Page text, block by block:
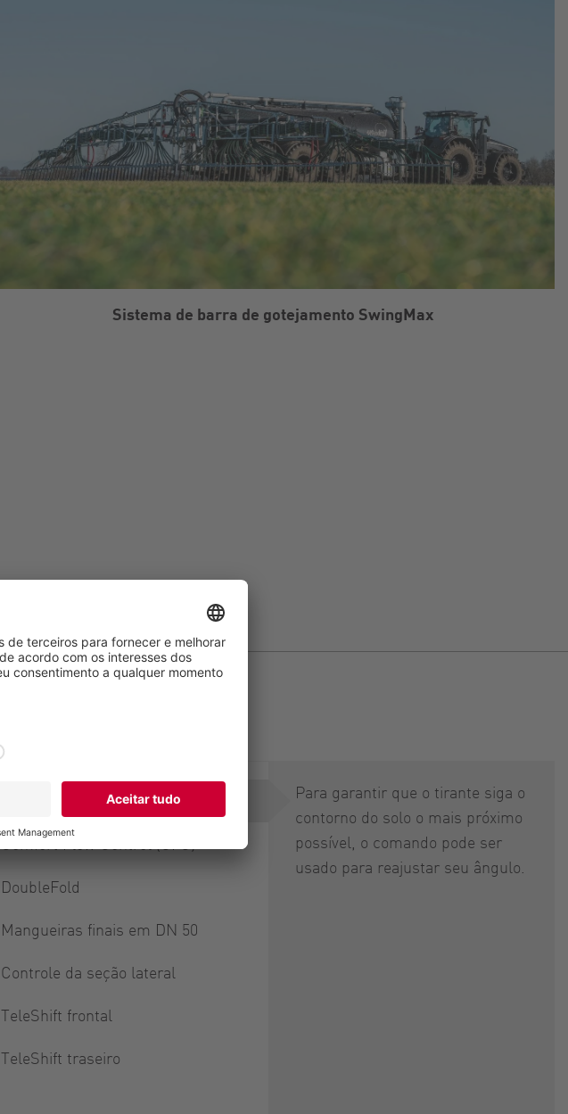
Sistema de barra de gotejamento SwingMax
Compensação ativa de declive
Comfort Flow Control (CFC)
DoubleFold
Mangueiras finais em DN 50
Controle da seção lateral
TeleShift frontal
TeleShift traseiro
Para garantir que o tirante siga o
contorno do solo o mais próximo
possível, o comando pode ser
usado para reajustar seu ângulo.